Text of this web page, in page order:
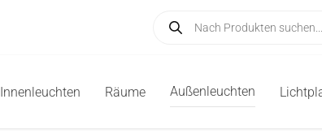
search
Innenleuchten Räume Außenleuchten